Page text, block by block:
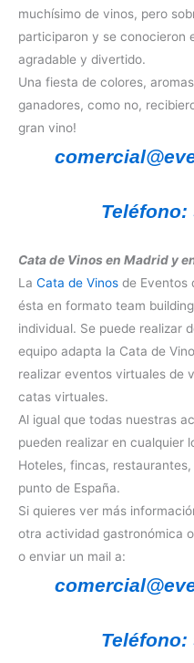
muchísimo de vinos, pero
participaron y se conocieron
agradable y divertido.
Una fiesta de colores,
ganadores, como no,
gran vino!
Teléfono:
Cata de Vinos en Madrid y
La Cata de Vinos de Eventos
ésta en formato team
individual. Se puede realizar
equipo adapta la Cata de
realizar eventos virtuales de
catas virtuales.
Al igual que todas nuestras
pueden realizar en cualquier
Hoteles, fincas,
punto de España.
Si quieres ver más
otra actividad gastronómica
o enviar un mail a:
Teléfono: